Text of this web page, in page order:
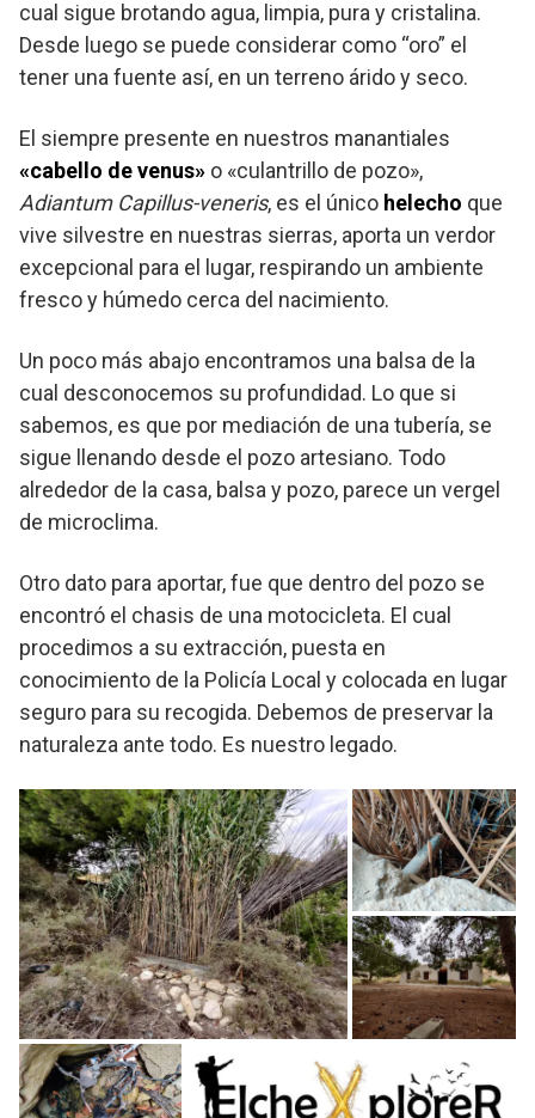
cual sigue brotando agua, limpia, pura y cristalina.
Desde luego se puede considerar como “oro” el
tener una fuente así, en un terreno árido y seco.
El siempre presente en nuestros manantiales
«cabello de venus» o «culantrillo de pozo»,
Adiantum Capillus-veneris, es el único helecho que
vive silvestre en nuestras sierras, aporta un verdor
excepcional para el lugar, respirando un ambiente
fresco y húmedo cerca del nacimiento.
Un poco más abajo encontramos una balsa de la
cual desconocemos su profundidad. Lo que si
sabemos, es que por mediación de una tubería, se
sigue llenando desde el pozo artesiano. Todo
alrededor de la casa, balsa y pozo, parece un vergel
de microclima.
Otro dato para aportar, fue que dentro del pozo se
encontró el chasis de una motocicleta. El cual
procedimos a su extracción, puesta en
conocimiento de la Policía Local y colocada en lugar
seguro para su recogida. Debemos de preservar la
naturaleza ante todo. Es nuestro legado.